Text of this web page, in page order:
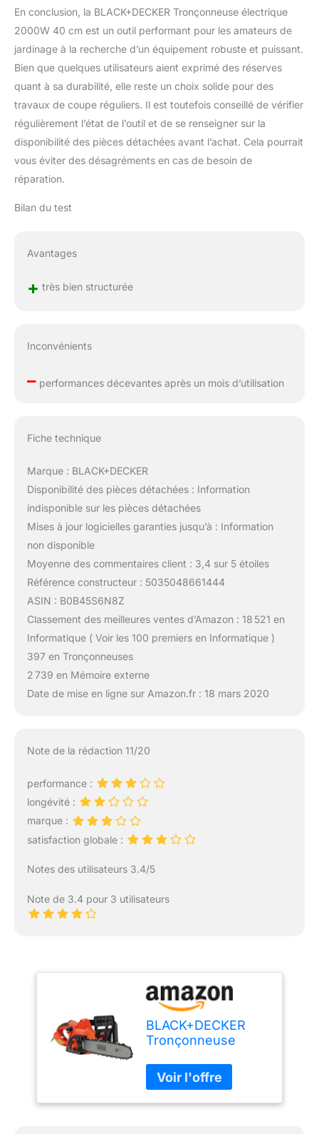
En conclusion, la BLACK+DECKER Tronçonneuse électrique
2000W 40 cm est un outil performant pour les amateurs de
jardinage à la recherche d’un équipement robuste et puissant.
Bien que quelques utilisateurs aient exprimé des réserves
quant à sa durabilité, elle reste un choix solide pour des
travaux de coupe réguliers. Il est toutefois conseillé de vérifier
régulièrement l’état de l’outil et de se renseigner sur la
disponibilité des pièces détachées avant l’achat. Cela pourrait
vous éviter des désagréments en cas de besoin de
réparation.
Bilan du test
Avantages
+ très bien structurée
Inconvénients
–performances décevantes après un mois d’utilisation
Fiche technique
Marque : BLACK+DECKER
Disponibilité des pièces détachées : Information
indisponible sur les pièces détachées
Mises à jour logicielles garanties jusqu’à : Information
non disponible
Moyenne des commentaires client : 3,4 sur 5 étoiles
Référence constructeur : 5035048661444
ASIN : B0B45S6N8Z
Classement des meilleures ventes d’Amazon : 18 521 en
Informatique ( Voir les 100 premiers en Informatique )
397 en Tronçonneuses
2 739 en Mémoire externe
Date de mise en ligne sur Amazon.fr : 18 mars 2020
Note de la rédaction 11/20
performance :
longévité :
marque :
satisfaction globale :
Notes des utilisateurs 3.4/5
Note de 3.4 pour 3 utilisateurs
BLACK+DECKER
Tronçonneuse
black+decker
2000w 40 cm -
bdcs20-qs